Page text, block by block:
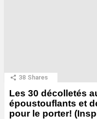
38 Shares
Les 30 décolletés
époustouflants et
pour le porter!